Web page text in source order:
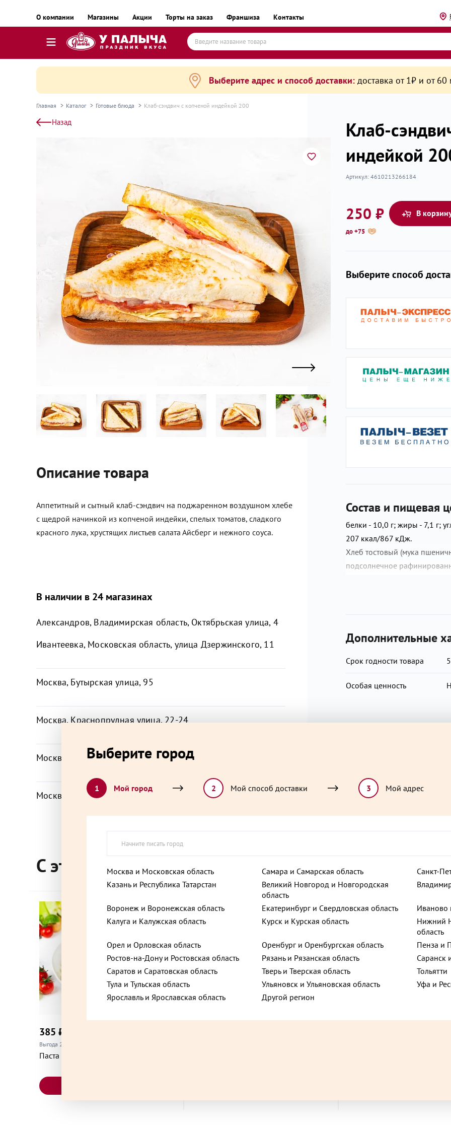
О компании Магазины Акции Торты на заказ Франшиза Контакты
Готовые блюда замороженные
Колбаса и деликатесы
Сыр и масло
Кейтеринг
Десерты замороженные, мороженое и сорбеты
Полезные сладости и снеки
Чай, кофе, напитки
Весь каталог
Экскурсии и мастер-классы
Выберите адрес и способ доставки:доставка от 1₽ и от 60
Главная Каталог Готовые блюда Клаб-сэндвич с копченой индейкой 200
Назад
Описание товара
Аппетитный и сытный клаб-сэндвич на поджаренном воздушном хлебе
с щедрой начинкой из копченой индейки, спелых томатов, сладкого
красного лука, хрустящих листьев салата Айсберг и нежного соуса.
В наличии в 24 магазинах
Александров, Владимирская область, Октябрьская улица, 4
Ивантеевка, Московская область, улица Дзержинского, 11
Москва, Бутырская улица, 95
Москва, Краснопрудная улица, 22-24
Москва, Ленинский проспект, 37А
Москва, Ленинский проспект, 89/2
Москва, Покровская улица, 23
Москва, проспект Андропова, 28
Москва, Профсоюзная улица, 56
Москва, Строгинский бульвар, 21
Москва, Троилинский переулок, 3
Нижний Новгород, Нижегородская область, улица
Коминтерна, 168
Клаб-
индейкой
Артикул: 4610213266184
250 ₽ В
до +75
Выберите способ
Состав и пищевая
белки - 10,0 г; жиры - 7,1 г;
207 ккал/867 кДж.
Хлеб тостовый (мука
подсолнечное
грудки индейки б/к, перец,
ксантановая камедь,
свежие, лук репчатый
очищенная, уксус столовый,
соль, уксус столовый, сухое
Дополнительные
Срок годности товара
Особая ценность
С этим товаром покупают
385 ₽
Выгода 25% при покупке от 2 шт.
Паста Болоньезе 300 г
Vegan
Выберите город
1 Мой город 2 Мой способ доставки 3 Мой адрес
Москва и Московская область Самара и Самарская область
Санкт-
Казань и Республика Татарстан
Великий Новгород и Новгородская
область
Воронеж и Воронежская область Екатеринбург и Свердловская область
Иваново
Калуга и Калужская область
Курск и Курская область
Нижний
область
Орел и Орловская область
Оренбург и Оренбургская область
Пенза и
Ростов-на-Дону и Ростовская область
Рязань и Рязанская область
Саранск
Саратов и Саратовская область
Тверь и Тверская область
Тольятти
Тула и Тульская область
Ульяновск и Ульяновская область
Уфа и
Ярославль и Ярославская область
Другой регион